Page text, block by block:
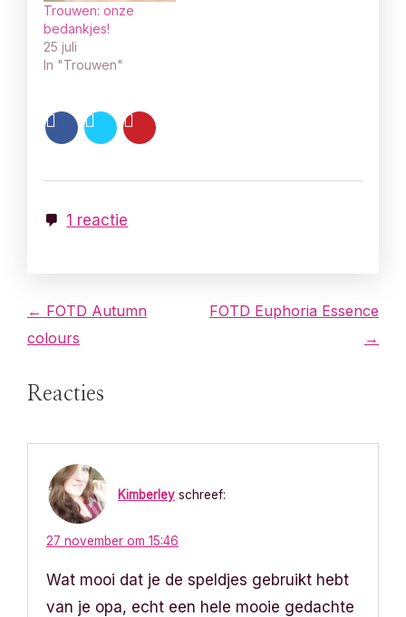
Trouwen: onze
bedankjes!
25 juli
In "Trouwen"
1 reactie
B
e
r
← FOTD Autumn
colours
FOTD Euphoria Essence
→
Reacties
Kimberley schreef:
27 november om 15:46
Wat mooi dat je de speldjes gebruikt hebt
van je opa, echt een hele mooie gedachte